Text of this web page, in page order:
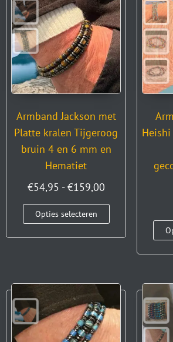
Armband Jackson met
Platte kralen Tijgeroog
bruin 4 en 6 mm en
Hematiet
€54,95 - €159,00
Opties selecteren